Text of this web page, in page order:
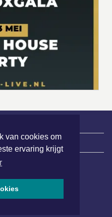
van cookies om
ervaring krijgt
| Evenementen